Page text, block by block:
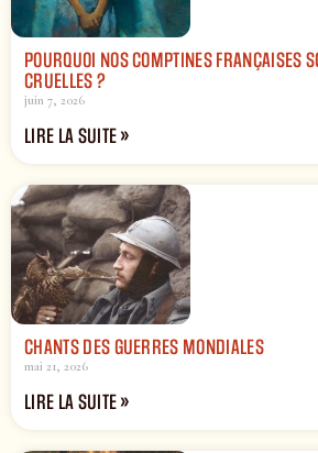
POURQUOI NOS COMPTINES FRANÇAISES
CRUELLES ?
juin 7, 2026
LIRE LA SUITE »
CHANTS DES GUERRES MONDIALES
mai 21, 2026
LIRE LA SUITE »